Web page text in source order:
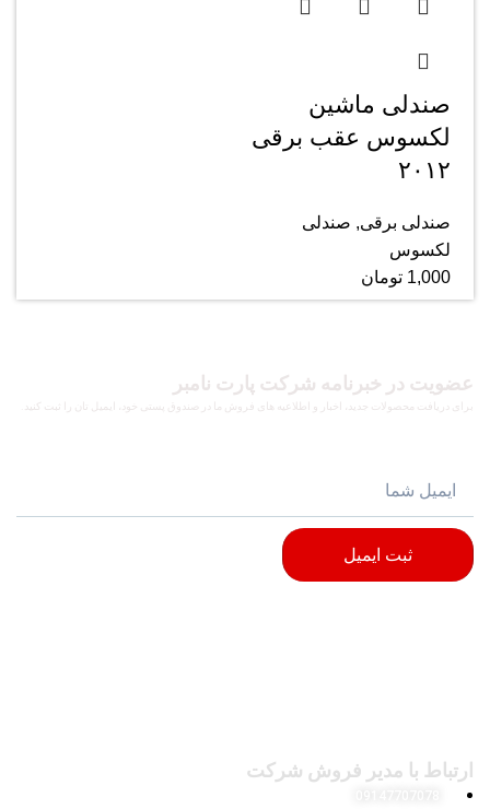
صندلی ماشین
لکسوس عقب برقی
۲۰۱۲
صندلی برقی, صندلی
لکسوس
1,000 تومان
عضویت در خبرنامه شرکت پارت نامبر
برای دریافت محصولات جدید، اخبار و اطلاعیه های فروش ما در صندوق پستی خود، ایمیل تان را ثبت کنید.
ثبت ایمیل
ارتباط با مدیر فروش شرکت